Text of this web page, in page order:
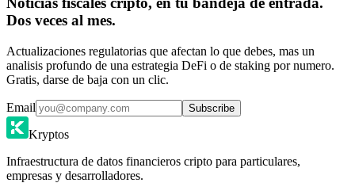
Dos veces al mes.
Actualizaciones regulatorias que afectan lo que debes, mas un
analisis profundo de una estrategia DeFi o de staking por numero.
Gratis, darse de baja con un clic.
Email Subscribe
Kryptos
Infraestructura de datos financieros cripto para particulares,
empresas y desarrolladores.